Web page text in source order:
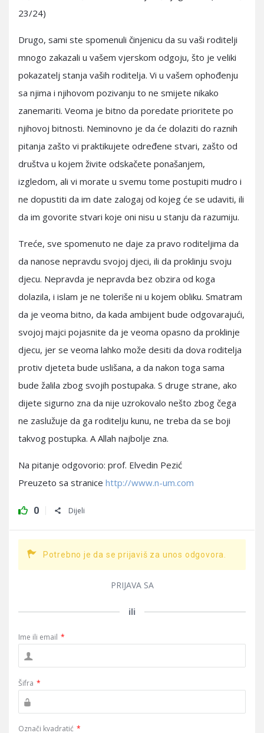
23/24)
Drugo, sami ste spomenuli činjenicu da su vaši roditelji
mnogo zakazali u vašem vjerskom odgoju, što je veliki
pokazatelj stanja vaših roditelja. Vi u vašem ophođenju
sa njima i njihovom pozivanju to ne smijete nikako
zanemariti. Veoma je bitno da poredate prioritete po
njihovoj bitnosti. Neminovno je da će dolaziti do raznih
pitanja zašto vi praktikujete određene stvari, zašto od
društva u kojem živite odskačete ponašanjem,
izgledom, ali vi morate u svemu tome postupiti mudro i
ne dopustiti da im date zalogaj od kojeg će se udaviti, ili
da im govorite stvari koje oni nisu u stanju da razumiju.
Treće, sve spomenuto ne daje za pravo roditeljima da
da nanose nepravdu svojoj djeci, ili da proklinju svoju
djecu. Nepravda je nepravda bez obzira od koga
dolazila, i islam je ne toleriše ni u kojem obliku. Smatram
da je veoma bitno, da kada ambijent bude odgovarajući,
svojoj majci pojasnite da je veoma opasno da proklinje
djecu, jer se veoma lahko može desiti da dova roditelja
protiv djeteta bude uslišana, a da nakon toga sama
bude žalila zbog svojih postupaka. S druge strane, ako
dijete sigurno zna da nije uzrokovalo nešto zbog čega
ne zaslužuje da ga roditelju kunu, ne treba da se boji
takvog postupka. A Allah najbolje zna.
Na pitanje odgovorio: prof. Elvedin Pezić
Preuzeto sa stranice http://www.n-um.com
0 Dijeli
Potrebno je da se prijaviš za unos odgovora.
PRIJAVA SA
ili
Ime ili email *
Šifra *
Označi kvadratić *